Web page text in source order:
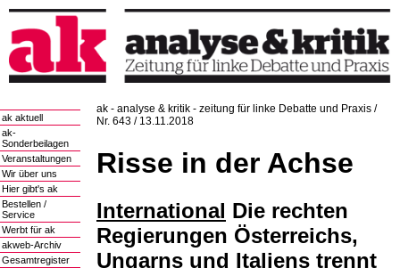
ak aktuell
ak-
Sonderbeilagen
Veranstaltungen
Wir über uns
Hier gibt's ak
Bestellen /
Service
Werbt für ak
akweb-Archiv
Gesamtregister
ak - analyse & kritik - zeitung für linke Debatte und Praxis /
Nr. 643 / 13.11.2018
Risse in der Achse
International Die rechten
Regierungen Österreichs,
Ungarns und Italiens trennt